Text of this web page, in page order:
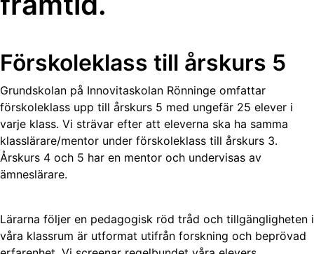
Förskoleklass till årskurs 5
Grundskolan på Innovitaskolan Rönninge omfattar
förskoleklass upp till årskurs 5 med ungefär 25 elever i
varje klass. Vi strävar efter att eleverna ska ha samma
klasslärare/mentor under förskoleklass till årskurs 3.
Årskurs 4 och 5 har en mentor och undervisas av
ämneslärare.
Lärarna följer en pedagogisk röd tråd och tillgängligheten i
våra klassrum är utformat utifrån forskning och beprövad